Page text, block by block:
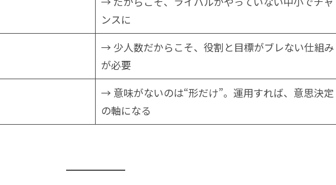
ンスに
→ 少人数だからこそ、役割と目標がブレない仕組み
が必要
→ 意味がないのは“形だけ”。運用すれば、意思決定
の軸になる